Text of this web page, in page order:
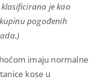
je kao
pogođenih
imaju normalne
kose u